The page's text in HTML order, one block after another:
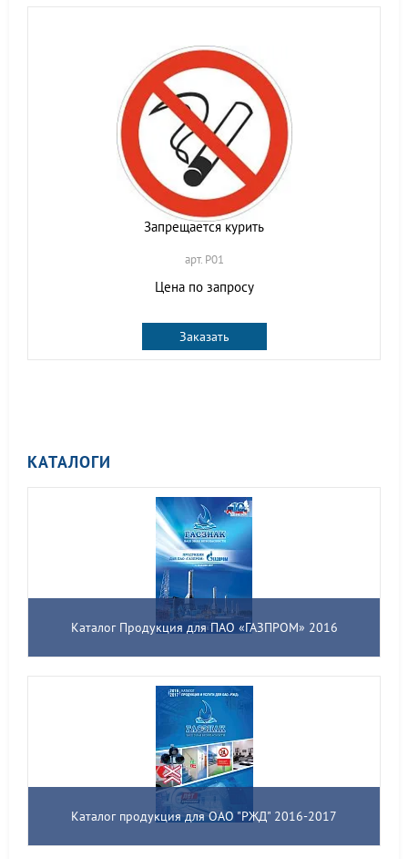
Запрещается курить
арт. P01
Цена по запросу
Заказать
КАТАЛОГИ
Каталог Продукция для ПАО «ГАЗПРОМ» 2016
Каталог продукция для ОАО "РЖД" 2016-2017